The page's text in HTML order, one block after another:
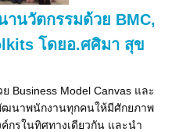
นวัตกรรมด้วย BMC,
โดยอ.ศศิมา สุข
Business Model Canvas และ
ฒนาพนักงานทุกคนให้มีศักยภาพ
กรในทิศทางเดียวกัน และนำ